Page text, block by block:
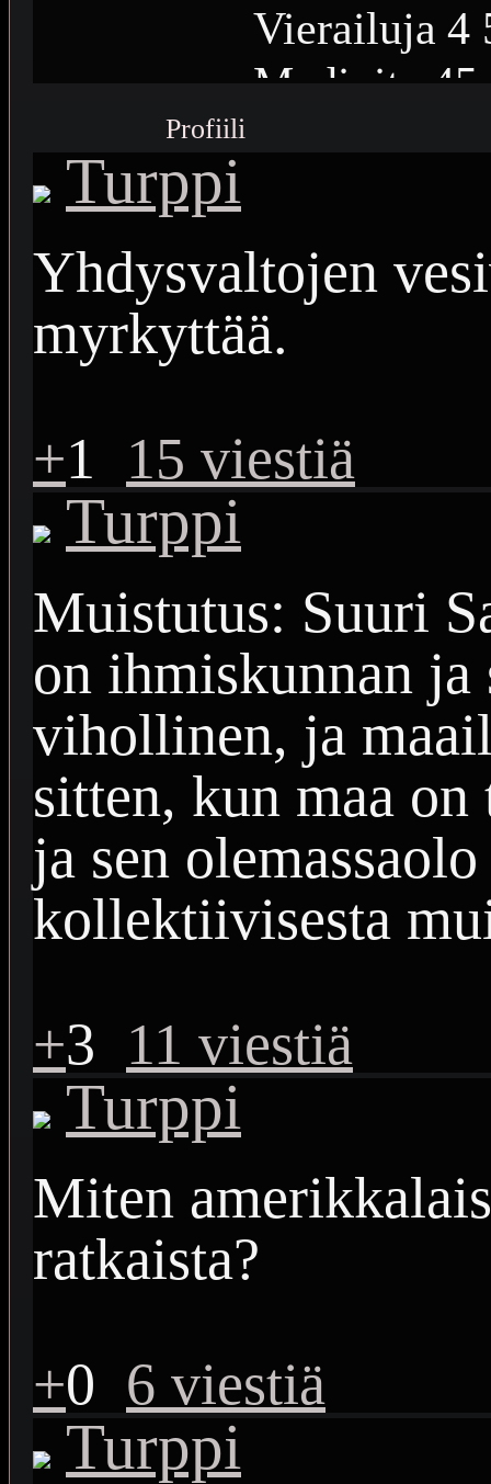
Vierailuja 4
Medioita
45
Saavutuksia
Profiili
Turppi
Yhdysvaltojen
myrkyttää.
+1 15 viestiä
Turppi
Muistutus: Suuri
on ihmiskunnan
vihollinen, ja
sitten, kun maa
ja sen
kollektiivisesta
+3 11 viestiä
Turppi
Miten
ratkaista?
+0 6 viestiä
Turppi